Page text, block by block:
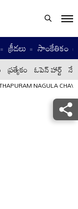
క్రీడలు సాంకేతికం
ప్రత్యేకం ఓపెన్ హార్ట్
NAGULA